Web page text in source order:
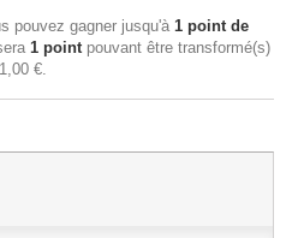
pouvez gagner jusqu'à 1 point de
1 pointpouvant être transformé(s)
1,00 €.